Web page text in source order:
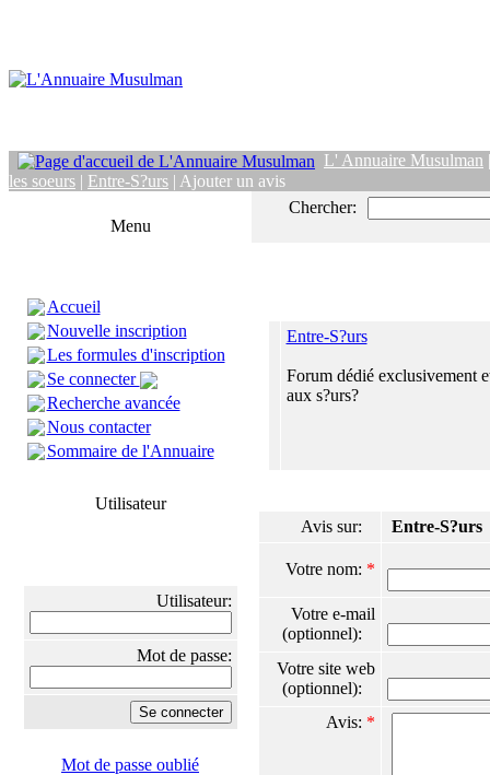
L' Annuaire Musulman
les soeurs | Entre-S?urs | Ajouter un avis
Menu
Accueil
Nouvelle inscription
Les formules d'inscription
Se connecter
Recherche avancée
Nous contacter
Sommaire de l'Annuaire
Utilisateur
Utilisateur:
Mot de passe:
Mot de passe oublié
Chercher:
Entre-S?urs
Forum dédié exclusivement
aux s?urs?
Avis sur: Entre-S?urs
Votre nom: *
Votre e-mail
(optionnel):
Votre site web
(optionnel):
Avis: *